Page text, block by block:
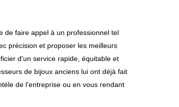
de faire appel à un professionnel tel
précision et proposer les meilleurs
d'un service rapide, équitable et
de bijoux anciens lui ont déjà fait
de l'entreprise ou en vous rendant